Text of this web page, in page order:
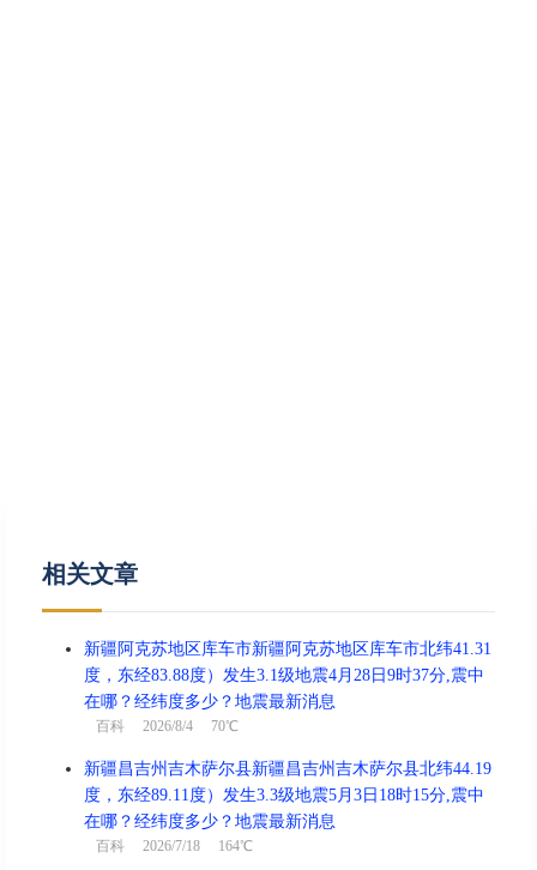
相关文章
新疆阿克苏地区库车市新疆阿克苏地区库车市北纬41.31
度，东经83.88度）发生3.1级地震4月28日9时37分,震中
在哪？经纬度多少？地震最新消息
百科 2026/8/4 70℃
新疆昌吉州吉木萨尔县新疆昌吉州吉木萨尔县北纬44.19
度，东经89.11度）发生3.3级地震5月3日18时15分,震中
在哪？经纬度多少？地震最新消息
百科 2026/7/18 164℃